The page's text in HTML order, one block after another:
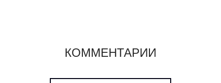
КОММЕНТАРИИ